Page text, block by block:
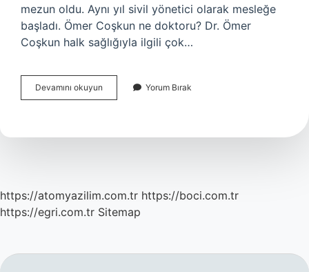
mezun oldu. Aynı yıl sivil yönetici olarak mesleğe
başladı. Ömer Coşkun ne doktoru? Dr. Ömer
Coşkun halk sağlığıyla ilgili çok…
Devamını okuyun
Coşkun
Iş
Yorum Bırak
https://atomyazilim.com.tr https://boci.com.tr
https://egri.com.tr Sitemap